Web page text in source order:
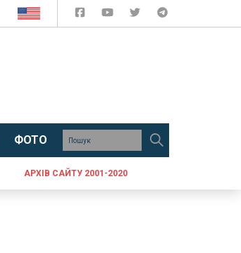
ФОТО
АРХІВ САЙТУ 2001-2020